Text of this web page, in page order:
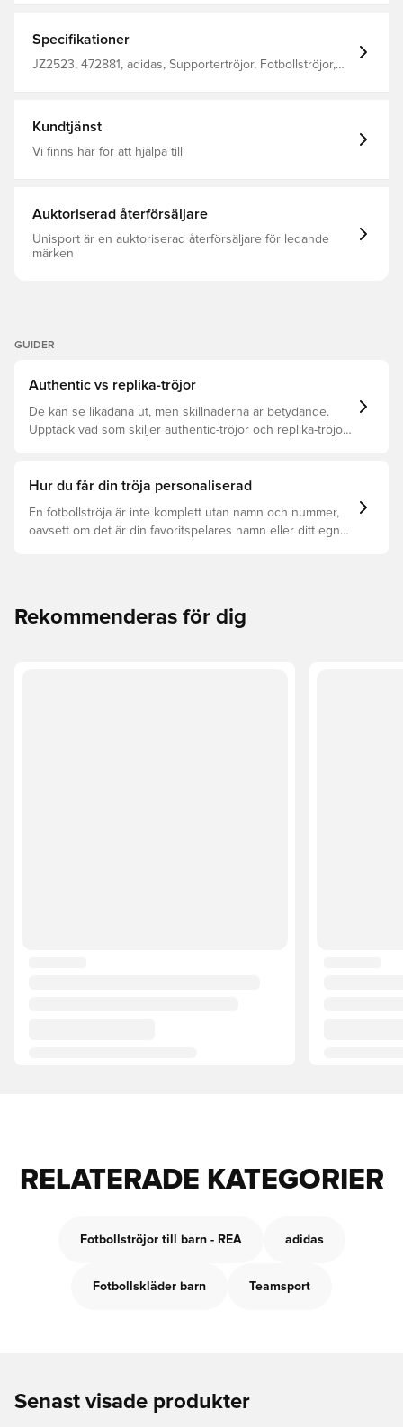
Specifikationer
JZ2523, 472881, adidas, Supportertröjor, Fotbollströjor,
Kundtjänst
Vi finns här för att hjälpa till
Auktoriserad återförsäljare
Unisport är en auktoriserad återförsäljare för ledande
märken
GUIDER
Authentic vs replika-tröjor
De kan se likadana ut, men skillnaderna är betydande.
Upptäck vad som skiljer authentic-tröjor och replika-tröjor
Hur du får din tröja personaliserad
En fotbollströja är inte komplett utan namn och nummer,
oavsett om det är din favoritspelares namn eller ditt egna.
Rekommenderas för dig
RELATERADE KATEGORIER
Fotbollströjor till barn - REA adidas
Fotbollskläder barn Teamsport
Senast visade produkter